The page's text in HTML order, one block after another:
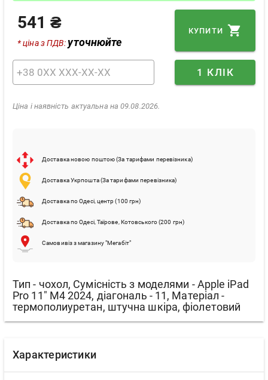
541 ₴
* ціна з ПДВ:уточнюйте
КУПИТИ
1 КЛІК
Ціна і наявність актуальна на 09.08.2026.
Доставка новою поштою (За тарифами перевізника)
Доставка Укрпошта (За тарифами перевізника)
Доставка по Одесі, центр (100 грн)
Доставка по Одесі, Таїрове, Котовського (200 грн)
Самовивіз з магазину "Мегабіт"
Тип - чохол, Сумісність з моделями - Apple iPad
Pro 11" M4 2024, діагональ - 11, Матеріал -
термополиуретан, штучна шкіра, фіолетовий
Характеристики